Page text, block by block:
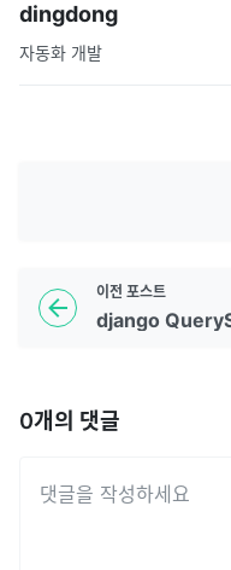
dingdong
자동화 개발
이전 포스트
django
0개의 댓글